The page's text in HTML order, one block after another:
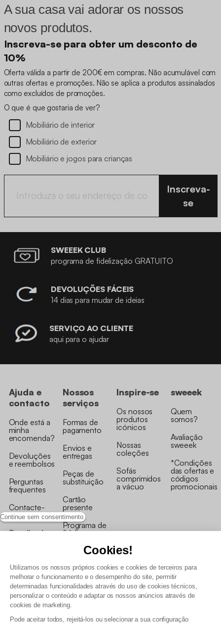
Continue sem consentimento
Cookies!
Utilizamos os nossos próprios cookies e cookies de terceiros para
melhorar o funcionamento e o desempenho do site, permitir
determinadas funcionalidades através do uso de cookies técnicos,
personalizar o conteúdo e adaptar os nossos anúncios através de
cookies de marketing.
Pode aceitar todos, rejeitá-los ou selecionar a sua configuração
A sua casa vai adorar os nossos
novos produtos.
Inscreva-se para obter um desconto de
10%
Oferta válida a partir de 200€ em compras. Não acumulável com
outras ofertas e promoções. Não se aplica a produtos assinalados
como excluídos de promoções.
O que é que gostaria de ver?
Mobiliário de interior
Mobiliário de exterior
Mobiliário e jogos para crianças
Inscreva-
se
SWEEEK CLUB
programa de fidelização GRATUITO
DEVOLUÇÕES FÁCEIS
14 dias para mudar de ideias
SERVIÇO AO CLIENTE
aqui para o ajudar
Ajuda e
contacto
Onde está a
minha
encomenda?
Devoluções
e reembolsos
Perguntas
frequentes
Contacte-
nos
Recolha de
Nossos
serviços
Formas de
pagamento
Envios e
entregas
Peças de
substituição
Cartão
presente
Programa de
fidelizaçao
Inspire-se
Os nossos
produtos
icónicos
Nossas
coleções
Sofás
comprimidos
a vácuo
sweeek
Quem
somos?
Avaliação
sweeek
*Condições
das ofertas e
códigos
promocionais
Termos e Condições Gerais de Venda e Aviso Legal
Gestão de dados pessoais e política de cookies